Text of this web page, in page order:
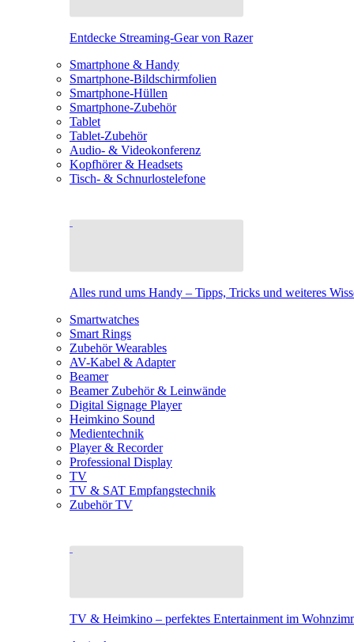
Entdecke Streaming-Gear von Razer
Smartphone & Handy
Smartphone-Bildschirmfolien
Smartphone-Hüllen
Smartphone-Zubehör
Tablet
Tablet-Zubehör
Audio- & Videokonferenz
Kopfhörer & Headsets
Tisch- & Schnurlostelefone
Alles rund ums Handy – Tipps, Tricks und weiteres
Smartwatches
Smart Rings
Zubehör Wearables
AV-Kabel & Adapter
Beamer
Beamer Zubehör & Leinwände
Digital Signage Player
Heimkino Sound
Medientechnik
Player & Recorder
Professional Display
TV
TV & SAT Empfangstechnik
Zubehör TV
TV & Heimkino – perfektes Entertainment im